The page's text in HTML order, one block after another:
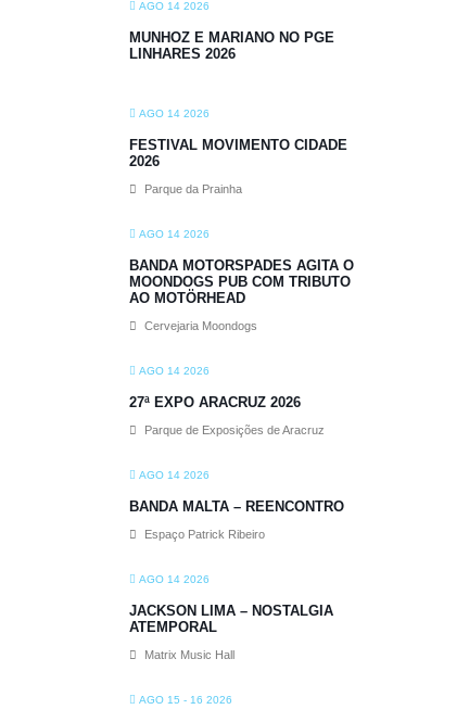
AGO 14 2026
MUNHOZ E MARIANO NO PGE
LINHARES 2026
AGO 14 2026
FESTIVAL MOVIMENTO CIDADE
2026
Parque da Prainha
AGO 14 2026
BANDA MOTORSPADES AGITA O
MOONDOGS PUB COM TRIBUTO
AO MOTÖRHEAD
Cervejaria Moondogs
AGO 14 2026
27ª EXPO ARACRUZ 2026
Parque de Exposições de Aracruz
AGO 14 2026
BANDA MALTA – REENCONTRO
Espaço Patrick Ribeiro
AGO 14 2026
JACKSON LIMA – NOSTALGIA
ATEMPORAL
Matrix Music Hall
AGO 15 - 16 2026